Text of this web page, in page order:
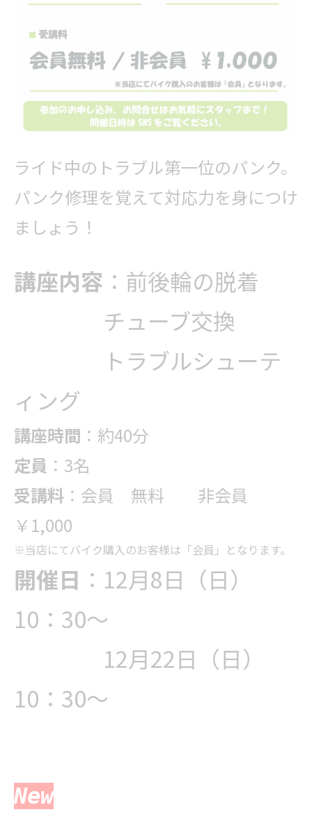
ライド中のトラブル第一位のパンク。
パンク修理を覚えて対応力を身につけ
ましょう！
講座内容 ：前後輪の脱着
チューブ交換
トラブルシューテ
ィング
講座時間 ：約40分
定員 ：3名
受講料 ：会員 無料 非会員
￥1,000
※当店にてバイク購入のお客様は「会員」となります。
開催日 ：12月8日（日）
10：30～
12月22日（日）
10：30～
New